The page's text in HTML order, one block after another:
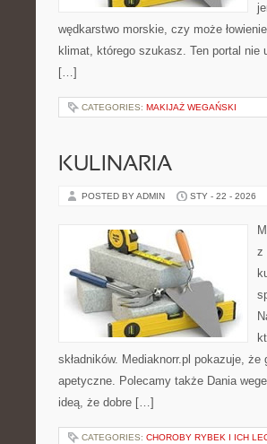
wędkarstwo morskie, czy może
klimat, którego szukasz. Ten portal
[…]
CATEGORIES: MAKIJAŻ WEGAŃSKI
KULINARIA
POSTED BY ADMIN STY - 22 - 2026
z
składników. Mediaknorr.pl pokazuje,
apetyczne. Polecamy także Dania
ideą, że dobre […]
CATEGORIES: CHOROBY RYBEK I ICH